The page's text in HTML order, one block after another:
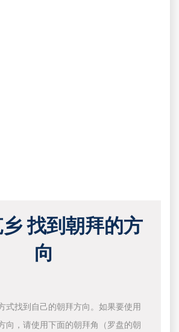
找到朝拜的方
向
式找到自己的朝拜方向。如果要使用
向，请使用下面的朝拜角（罗盘的朝